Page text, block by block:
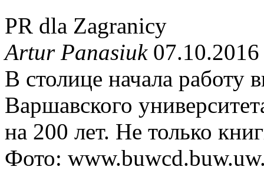
PR dla Zagranicy
Artur Panasiuk07.10.2016
В столице начала работу
Варшавского
на 200 лет. Не только
Фото: